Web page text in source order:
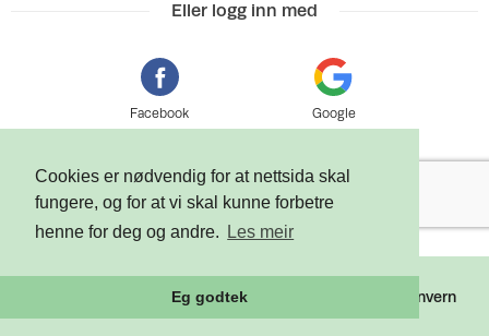
Cookies er nødvendig for at nettsida skal
fungere, og for at vi skal kunne forbetre
henne for deg og andre.
Les meir
Eg godtek
Eller logg inn med
Facebook Google
2026 Tixly AS - Powered by Personvern